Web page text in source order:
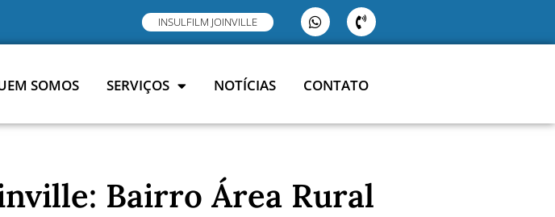
INSULFILM JOINVILLE
SOMOS SERVIÇOS NOTÍCIAS CONTATO
Bairro Área Rural